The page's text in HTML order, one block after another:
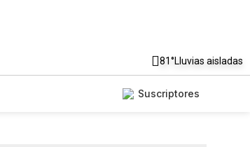
81°Lluvias aisladas
Suscriptores